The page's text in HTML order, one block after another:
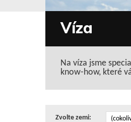
Víza
Na víza jsme
know-how, které
Zvolte zemi: